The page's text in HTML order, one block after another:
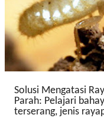
t
n
Solusi Mengatasi
Parah: Pelajari
terserang, jenis